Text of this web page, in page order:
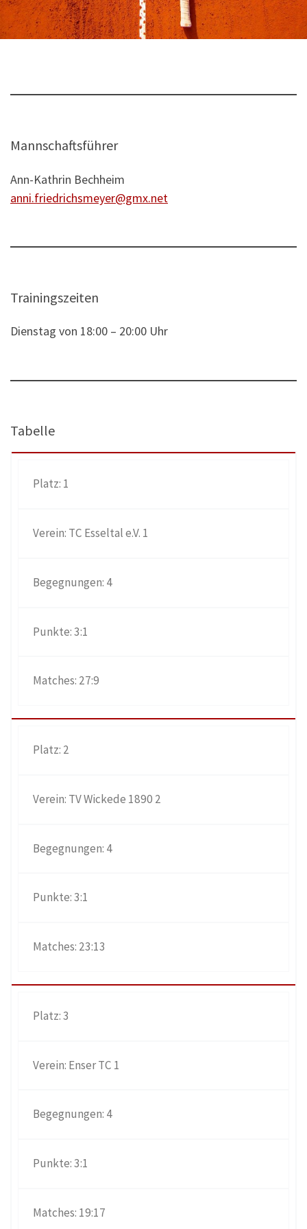
Mannschaftsführer
Ann-Kathrin Bechheim
anni.friedrichsmeyer@gmx.net
Trainingszeiten
Dienstag von 18:00 – 20:00 Uhr
Tabelle
1
TC Esseltal e.V. 1
4
3:1
27:9
2
TV Wickede 1890 2
4
3:1
23:13
3
Enser TC 1
4
3:1
19:17